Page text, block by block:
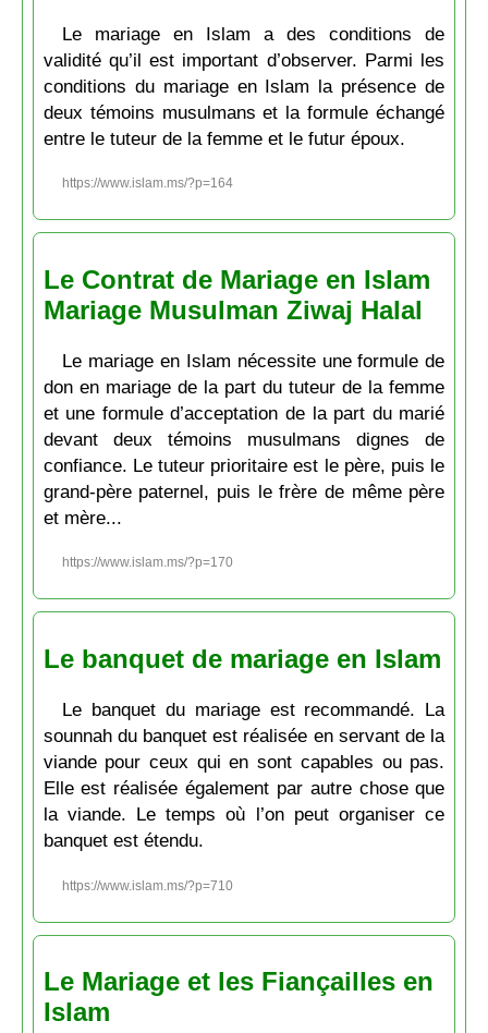
Le mariage en Islam a des conditions de
validité qu’il est important d’observer. Parmi les
conditions du mariage en Islam la présence de
deux témoins musulmans et la formule échangé
entre le tuteur de la femme et le futur époux.
https://www.islam.ms/?p=164
Le Contrat de Mariage en Islam
Mariage Musulman Ziwaj Halal
Le mariage en Islam nécessite une formule de
don en mariage de la part du tuteur de la femme
et une formule d’acceptation de la part du marié
devant deux témoins musulmans dignes de
confiance. Le tuteur prioritaire est le père, puis le
grand-père paternel, puis le frère de même père
et mère...
https://www.islam.ms/?p=170
Le banquet de mariage en Islam
Le banquet du mariage est recommandé. La
sounnah du banquet est réalisée en servant de la
viande pour ceux qui en sont capables ou pas.
Elle est réalisée également par autre chose que
la viande. Le temps où l’on peut organiser ce
banquet est étendu.
https://www.islam.ms/?p=710
Le Mariage et les Fiançailles en
Islam